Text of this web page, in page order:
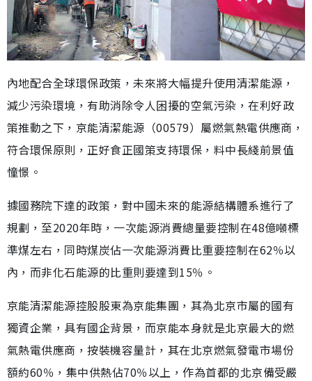
內地配合全球環保政策，未來將大幅提升使用清潔能源，
減少污染環境，有助消除令人困擾的空氣污染，在利好政
策推動之下，京能清潔能源（00579）屬燃氣熱電供應商，
符合環保原則，正好食正國策支持環保，料中長綫前景值
憧憬。
據國務院下達的政策，對中國未來的能源結構體系進行了
規劃，至2020年時，一次能源消費總量要控制在48億噸標
準煤左右，同時煤炭佔一次能源消費比重要控制在62％以
內，而非化石能源的比重則要達到15％。
京能清潔能源控股股東為京能集團，其為北京市屬的國有
獨資企業，具有國企背景，而京能本身就是北京最大的燃
氣熱電供應商，按裝機容量計，其在北京燃氣發電市場份
額約60％，集中供熱佔70％以上，作為首都的北京備受嚴